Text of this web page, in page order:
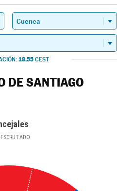
18.55 CEST
DE SANTIAGO
ESCRUTADO